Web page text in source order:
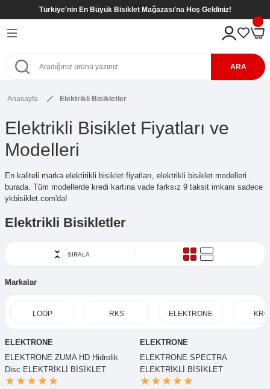
Türkiye'nin En Büyük Bisiklet Mağazası'na Hoş Geldiniz!
Geri Dön
( 8- 12 Yaş )
( 6- 9 Yaş )
Geri Dön
( 8- 12 Yaş )
Geri Dön
Geri Dön
ARA
Anasayfa Elektrikli Bisikletler
Elektrikli Bisiklet Fiyatları ve
Modelleri
En kaliteli marka elektirikli bisiklet fiyatları, elektrikli bisiklet modelleri
burada. Tüm modellerde kredi kartına vade farksız 9 taksit imkanı sadece
ykbisiklet.com'da!
Elektrikli Bisikletler
SIRALA
Markalar
LOOP RKS ELEKTRONE
ELEKTRONE
ELEKTRONE ZUMA HD Hidrolik
Disc ELEKTRİKLİ BİSİKLET
ELEKTRONE
ELEKTRONE SPECTRA
ELEKTRİKLİ BİSİKLET